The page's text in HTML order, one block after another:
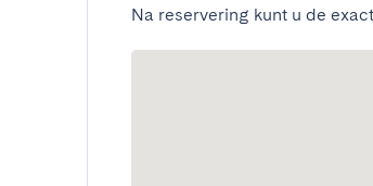
Na reservering kunt u de